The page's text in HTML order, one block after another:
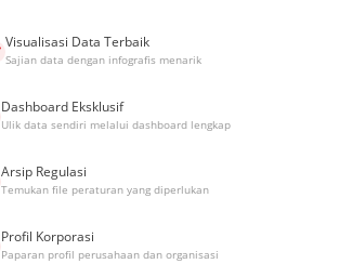
Visualisasi Data Terbaik
Sajian data dengan infografis menarik
Dashboard Eksklusif
Ulik data sendiri melalui dashboard lengkap
Arsip Regulasi
Temukan file peraturan yang diperlukan
Profil Korporasi
Paparan profil perusahaan dan organisasi